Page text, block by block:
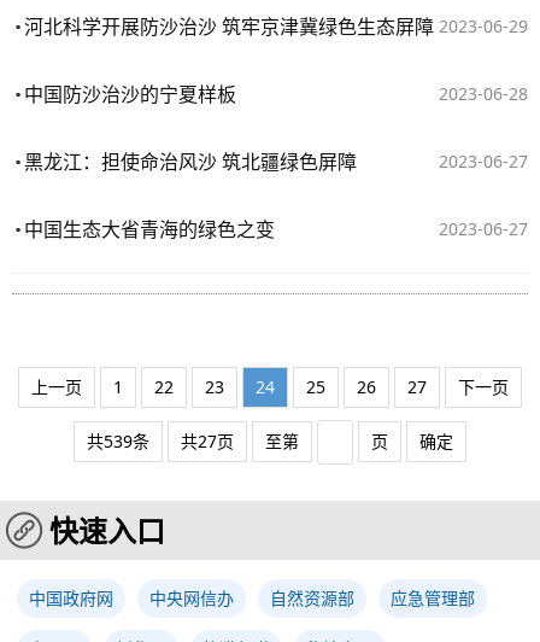
2023-06-29
河北科学开展防沙治沙 筑牢京津冀绿色生态屏障
2023-06-28
中国防沙治沙的宁夏样板
2023-06-27
黑龙江：担使命治风沙 筑北疆绿色屏障
2023-06-27
中国生态大省青海的绿色之变
上一页 1 22 23 24 25 26 27 下一页
共539条 共27页 至第 页 确定
快速入口
中国政府网 中央网信办 自然资源部 应急管理部